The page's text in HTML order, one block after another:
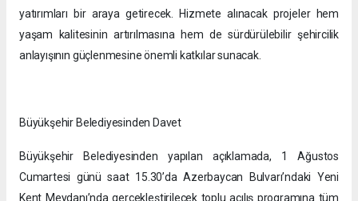
yatırımları bir araya getirecek. Hizmete alınacak projeler hem
yaşam kalitesinin artırılmasına hem de sürdürülebilir şehircilik
anlayışının güçlenmesine önemli katkılar sunacak.
Büyükşehir Belediyesinden Davet
Büyükşehir Belediyesinden yapılan açıklamada, 1 Ağustos
Cumartesi günü saat 15.30’da Azerbaycan Bulvarı’ndaki Yeni
Kent Meydanı’nda gerçekleştirilecek toplu açılış programına tüm